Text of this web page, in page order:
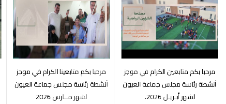
⁨مرحبا بكم متابعين الكرام في موجز
أنشطة رئاسة مجلس جماعة العيون
لشهر أبـريـل 2026.
مرحبا بكم متابعينا الكرام في موجز
أنشطة رئاسة مجلس جماعة العيون
لشهر مــارس 2026